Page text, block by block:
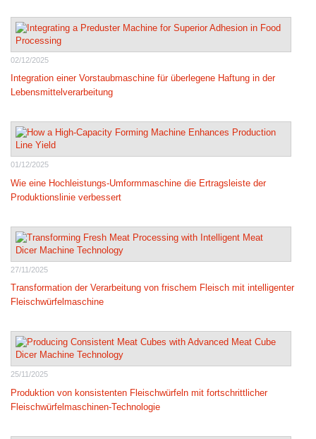
02/12/2025
Integration einer Vorstaubmaschine für überlegene Haftung in der
Lebensmittelverarbeitung
01/12/2025
Wie eine Hochleistungs-Umformmaschine die Ertragsleiste der
Produktionslinie verbessert
27/11/2025
Transformation der Verarbeitung von frischem Fleisch mit intelligenter
Fleischwürfelmaschine
25/11/2025
Produktion von konsistenten Fleischwürfeln mit fortschrittlicher
Fleischwürfelmaschinen-Technologie